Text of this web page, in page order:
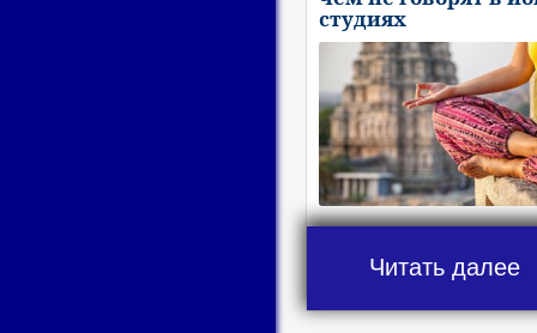
студиях
Читать далее